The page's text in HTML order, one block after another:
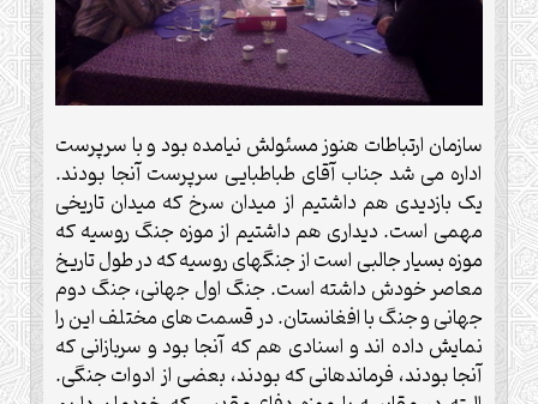
سازمان ارتباطات هنوز مسئولش نیامده بود و با سرپرست
اداره می شد جناب آقای طباطبایی سرپرست آنجا بودند.
یک بازدیدی هم داشتیم از میدان سرخ که میدان تاریخی
مهمی است. دیداری هم داشتیم از موزه جنگ روسیه که
موزه بسیار جالبی است از جنگهای روسیه که در طول تاریخ
معاصر خودش داشته است. جنگ اول جهانی، جنگ دوم
جهانی و جنگ با افغانستان. در قسمت های مختلف این را
نمایش داده اند و اسنادی هم که آنجا بود و سربازانی که
آنجا بودند، فرماندهانی که بودند، بعضی از ادوات جنگی.